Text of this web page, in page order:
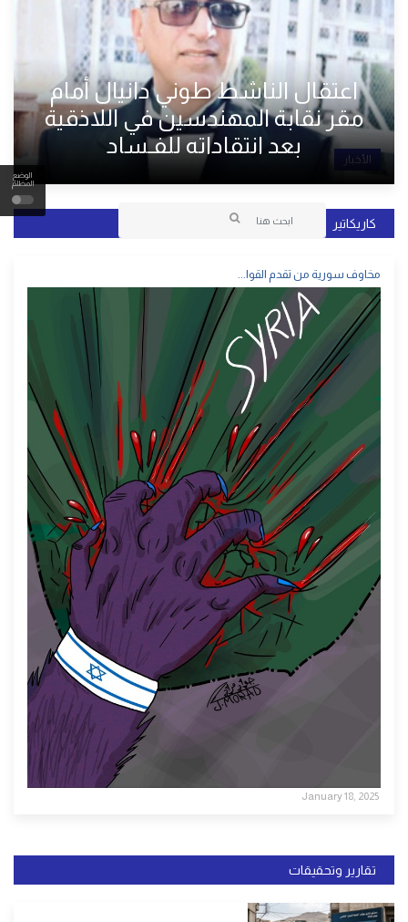
الوضع
المظلم
الأخبار
اعتقال الناشط طوني دانيال أمام
مقر نقابة المهندسين في اللاذقية
بعد انتقاداته للفـساد
كاريكاتير
مخاوف سورية من تقدم القوا...
January 18, 2025
تقارير وتحقيقات